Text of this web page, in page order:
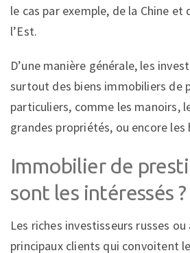
le cas par exemple, de la Chine et
l’Est.
D’une manière générale, les
surtout des biens immobiliers de
particuliers, comme les manoirs,
grandes propriétés, ou encore
Immobilier de
sont les intéressés ?
Les riches investisseurs russes
principaux clients qui convoitent